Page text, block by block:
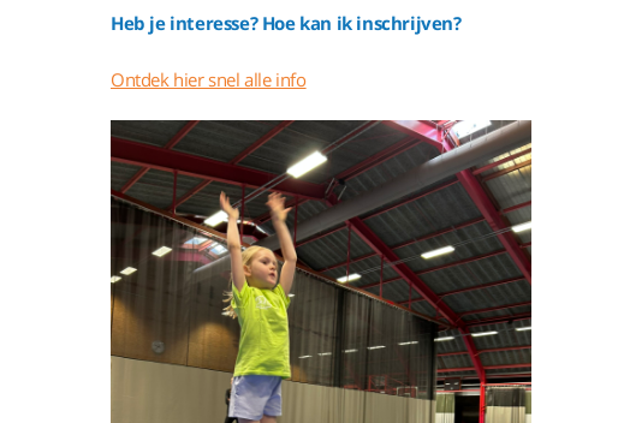
Heb je interesse? Hoe kan ik inschrijven?
Ontdek hier snel alle info